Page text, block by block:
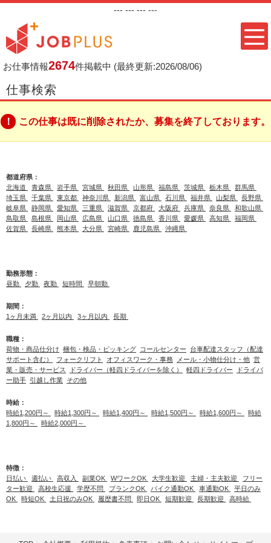
--- --- --- ---
お仕事情報2674件掲載中 (最終更新:2026/08/06)
仕事検索
この仕事は既に削除されたか、募集を終了しております。
都道府県：
北海道
青森県 岩手県 宮城県 秋田県 山形県 福島県 茨城県 栃木県
群馬県
埼玉県
千葉県 東京都 神奈川県 新潟県 富山県 石川県 福井県 山梨県
長野県
岐阜県
静岡県 愛知県 三重県 滋賀県 京都府 大阪府 兵庫県 奈良県
和歌山県
鳥取県
島根県 岡山県 広島県 山口県 徳島県 香川県 愛媛県 高知県
福岡県
佐賀県
長崎県 熊本県 大分県 宮崎県 鹿児島県 沖縄県
勤務形態：
昼勤
夕勤 夜勤 短時間 早朝勤
期間：
1ヶ月未満
2ヶ月以内 3ヶ月以内 長期
職種：
荷物・商品仕分け 梱包・検品・ピッキング コールセンター
台車配達スタッフ（配達
サポート含む）
フォークリフト オフィスワーク・事務 メール・小物仕分け・他 営
業・販売・サービス
ドライバー（軽四ドライバーを除く） 軽四ドライバー
ドライバ
ー助手 引越し作業 その他
時給：
時給1,200円～
時給1,300円～ 時給1,400円～ 時給1,500円～ 時給1,600円～
時給
1,800円～
時給2,000円～
特徴：
日払い
週払い 高収入 副業OK WワークOK 大学生歓迎 主婦・主夫歓迎
フリー
ター歓迎
高校生応援 学歴不問 ブランクOK バイク通勤OK 車通勤OK
平日のみ
OK
時短OK 土日祝のみOK 履歴書不問 即日OK 短期歓迎 長期歓迎 高時給